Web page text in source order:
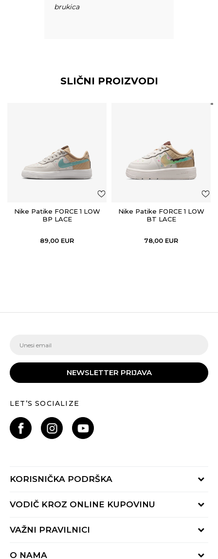
brukica
SLIČNI PROIZVODI
Nike Patike FORCE 1 LOW
BP LACE
89,00 EUR
Nike Patike FORCE 1 LOW
BT LACE
78,00 EUR
NEWSLETTER PRIJAVA
LET’S SOCIALIZE
KORISNIČKA PODRŠKA
Provjeri status porudžbine
Radno vrijeme 9-16h
VODIČ KROZ ONLINE KUPOVINU
Načini isporuke
Reklamacije
VAŽNI PRAVILNICI
O NAMA